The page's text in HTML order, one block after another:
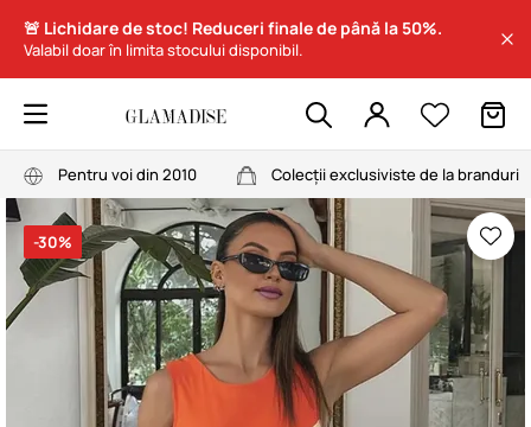
🚨 Lichidare de stoc! Reduceri finale de până la 50%.
Valabil doar în limita stocului disponibil.
Pentru voi din 2010 Colecții exclusiviste de la branduri
-30%